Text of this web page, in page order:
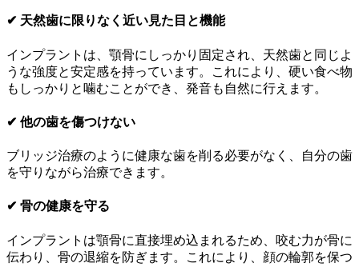
✔ 天然歯に限りなく近い見た目と機能
インプラントは、顎骨にしっかり固定され、天然歯と同じよ
うな強度と安定感を持っています。これにより、硬い食べ物
もしっかりと噛むことができ、発音も自然に行えます。
✔ 他の歯を傷つけない
ブリッジ治療のように健康な歯を削る必要がなく、自分の歯
を守りながら治療できます。
✔ 骨の健康を守る
インプラントは顎骨に直接埋め込まれるため、咬む力が骨に
伝わり、骨の退縮を防ぎます。これにより、顔の輪郭を保つ